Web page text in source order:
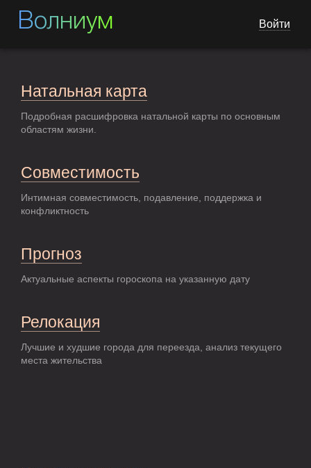
Волниум Войти
Натальная карта
Подробная расшифровка натальной карты по основным
областям жизни.
Совместимость
Интимная совместимость, подавление, поддержка и
конфликтность
Прогноз
Актуальные аспекты гороскопа на указанную дату
Релокация
Лучшие и худшие города для переезда, анализ текущего
места жительства